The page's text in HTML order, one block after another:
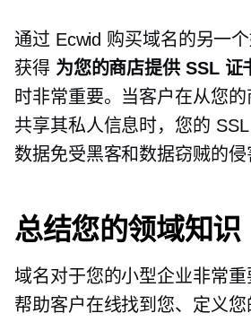
通过 Ecwid 购买域名的另一
获得 为您的商店提供 SSL 证
时非常重要。当客户在从您
共享其私人信息时，您的
数据免受黑客和数据窃贼的侵
总结您的领域知识
域名对于您的小型企业非常
帮助客户在线找到您、定义